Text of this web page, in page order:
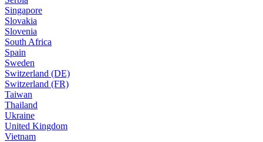
Singapore
Slovakia
Slovenia
South Africa
Spain
Sweden
Switzerland (DE)
Switzerland (FR)
Taiwan
Thailand
Ukraine
United Kingdom
Vietnam